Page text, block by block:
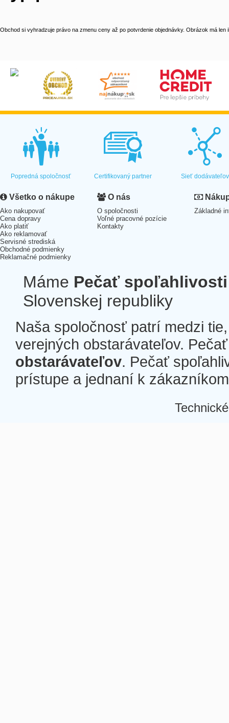
Obchod si vyhradzuje právo na zmenu ceny až po potvrdenie objednávky. Obrázok má len
Popredná spoločnosť Certifikovaný partner Sieť dodávateľov
Všetko o nákupe
Ako nakupovať
Cena dopravy
Ako platiť
Ako reklamovať
Servisné strediská
Obchodné podmienky
Reklamačné podmienky
O nás
O spoločnosti
Voľné pracovné pozície
Kontakty
Základné
Máme Pečať spoľahlivosti
Slovenskej republiky
Naša spoločnosť patrí medzi
verejných obstarávateľov.
obstarávateľov. Pečať
prístupe a jednaní k